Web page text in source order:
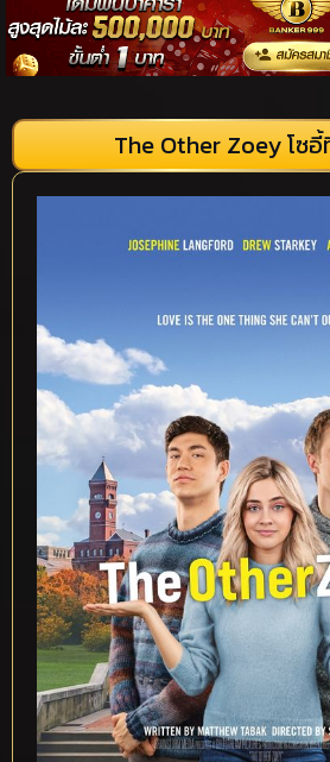
The Other Zoey โซอี้